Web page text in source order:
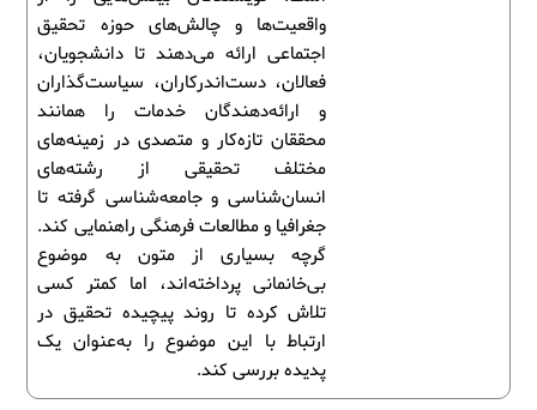
واقعیت‌ها و چالش‌های حوزه تحقیق
اجتماعی ارائه می‌دهند تا دانشجویان،
فعالان، دست‌اندرکاران، سیاست‌گذاران
و ارائه‌دهندگان خدمات را همانند
محققان تازه‌کار و متصدی در زمینه‌های
مختلف تحقیقی از رشته‌های
انسان‌شناسی و جامعه‌شناسی گرفته تا
جغرافیا و مطالعات فرهنگی راهنمایی کند.
گرچه بسیاری از متون به موضوع
بی‌خانمانی پرداخته‌اند، اما کمتر کسی
تلاش کرده تا روند پیچیده تحقیق در
ارتباط با این موضوع را به‌عنوان یک
پدیده بررسی کند.